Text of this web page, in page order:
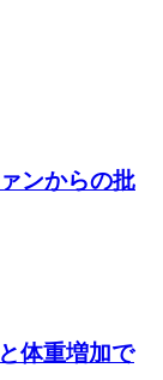
ンからの批
体重増加で